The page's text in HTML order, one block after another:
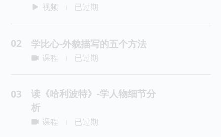
视频 已过期
02 学比心-外貌描写的五个方法
课程 已过期
03
读《哈利波特》-学人物细节分
析
课程 已过期